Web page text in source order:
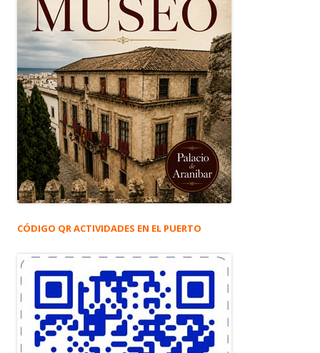
CÓDIGO QR ACTIVIDADES EN EL PUERTO